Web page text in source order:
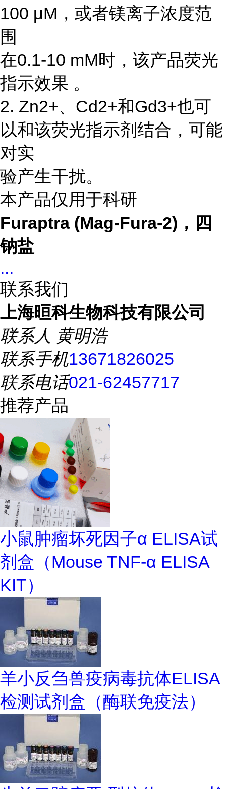
100 μM，或者镁离子浓度范
围
在0.1-10 mM时，该产品荧光
指示效果 。
2. Zn2+、Cd2+和Gd3+也可
以和该荧光指示剂结合，可能
对实
验产生干扰。
本产品仅用于科研
Furaptra (Mag-Fura-2)，四
钠盐
...
联系我们
上海晅科生物科技有限公司
联系人 黄明浩
联系手机13671826025
联系电话021-62457717
推荐产品
小鼠肿瘤坏死因子α ELISA试
剂盒（Mouse TNF-α ELISA
KIT）
羊小反刍兽疫病毒抗体ELISA
检测试剂盒（酶联免疫法）